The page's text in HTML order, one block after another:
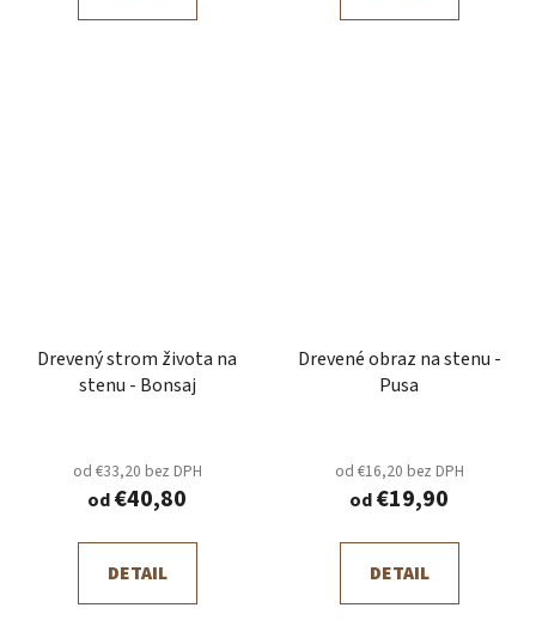
Drevený strom života na
stenu - Bonsaj
od €33,20 bez DPH
od€40,80
DETAIL
Drevené obraz na stenu -
Pusa
od €16,20 bez DPH
od€19,90
DETAIL